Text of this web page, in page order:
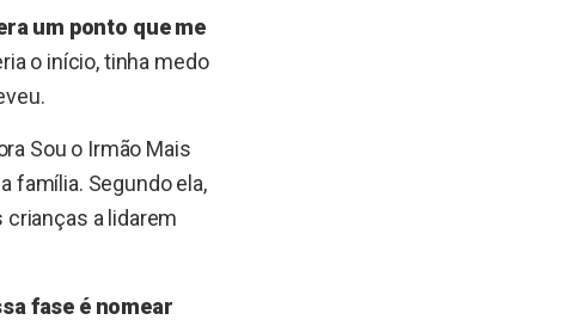
um ponto que me
o início, tinha medo
Sou o Irmão Mais
família. Segundo ela,
a lidarem
fase é nomear